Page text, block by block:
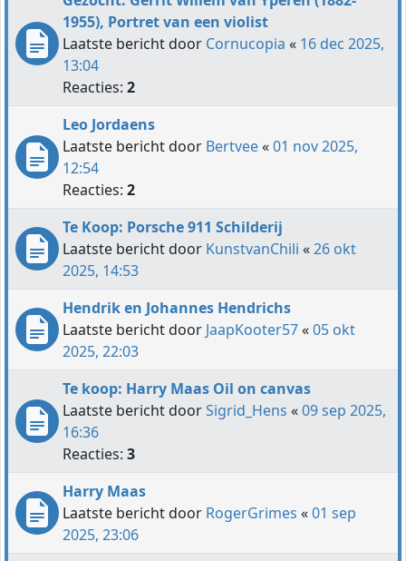
1955), Portret van een violist
Laatste bericht door Cornucopia « 16 dec 2025,
13:04
Reacties: 2
Leo Jordaens
Laatste bericht door Bertvee«01 nov 2025,
12:54
Reacties: 2
Te Koop: Porsche 911 Schilderij
Laatste bericht door KunstvanChili «26 okt
2025, 14:53
Hendrik en Johannes Hendrichs
Laatste bericht door JaapKooter57«05 okt
2025, 22:03
Te koop: Harry Maas Oil on canvas
Laatste bericht doorSigrid_Hens «09 sep 2025,
16:36
Reacties: 3
Harry Maas
Laatste bericht door RogerGrimes «01 sep
2025, 23:06